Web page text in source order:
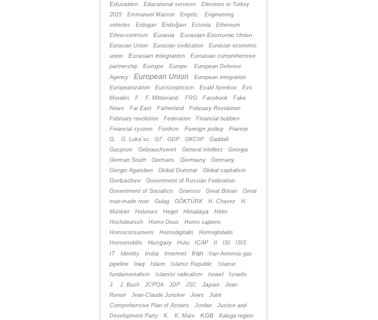
Education
Educational services
Elections in Turkey
2015
Emmanuel Macron Engels;
Engineering
vehicles
Erdogan Erdoğan Estonia
Ethereum
Ethno-centrism
Eurasia Eurasian Economic Union
Eurasian Union Eurasian civilization
Eurasian economic
union
Eurasian integration
Euroasian comprehensive
partnership
Europe Europe.
European Defence
Agency
European Union
European integration
Europeanization
Euroscepticism Evald Ilyenkov
Evo
Morales
F. F. Mitterrand. FRG Facebook
Fake
News
Far East Fatherland
February Revolution
February revolution
Federation
Financial bubble»
Financial system
Fordism Foreign policy France
G. G. Luka´sc G7 GDP GKChP
Gaddafi
Gasprom
Gebrauchswert General intellect
Georgia
German South
Germans Germany
Germany.
Giorgio Agamben
Global Dominat Global capitalism
Gorbachev
Government of Russian Federation
Government of Socialists
Gramsci Great Britain
Great
man-made river
Gulag GÖKTÜRK H. Chavez
H.
Münkler
Hebrews Hegel Himalaya
Hitler
Hochdeutsch
Homo Deus
Homo sapiens
Homoconsumens
Homodigitalis
Homoglobalis
Homomobilis
Hungary Hutu ICAP II ISI
ISIS
IT
Identity India Internet Iran
Iran-Armenia gas
pipeline
Iraq Islam Islamic Republic
Islamic
fundamentalism
Islamist radicalism Israel
Israelis
J.
J. Bush JCPOA JDP JSC Japan
Jean
Renoir
Jean-Claude Juncker Jews
Joint
Comprehensive Plan of Actions
Jordan
Justice and
Development Party
K. K. Marx KGB
Kaluga region